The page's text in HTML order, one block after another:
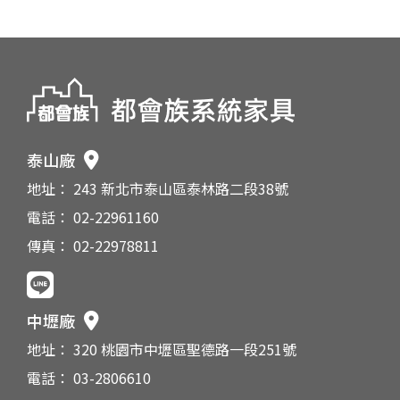
泰山廠
地址： 243 新北市泰山區泰林路二段38號
電話： 02-22961160
傳真： 02-22978811
中壢廠
地址： 320 桃園市中壢區聖德路一段251號
電話： 03-2806610